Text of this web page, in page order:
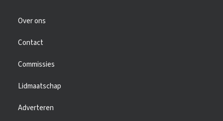
Over ons
Contact
Commissies
Lidmaatschap
Adverteren